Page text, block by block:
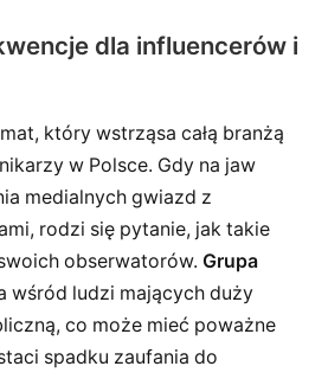
dla influencerów i
który wstrząsa całą branżą
w Polsce. Gdy na jaw
medialnych gwiazd z
rodzi się pytanie, jak takie
obserwatorów. Grupa
wśród ludzi mających duży
co może mieć poważne
spadku zaufania do